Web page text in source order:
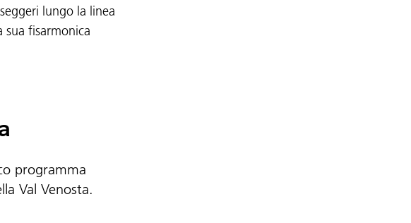
lungo la linea
sua fisarmonica
programma
Val Venosta.